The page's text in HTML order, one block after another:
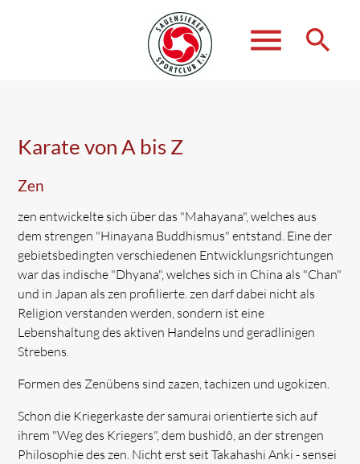
menu search
Karate von A bis Z
Zen
zen entwickelte sich über das "Mahayana", welches aus
dem strengen "Hinayana Buddhismus" entstand. Eine der
gebietsbedingten verschiedenen Entwicklungsrichtungen
war das indische "Dhyana", welches sich in China als "Chan"
und in Japan als zen profilierte. zen darf dabei nicht als
Religion verstanden werden, sondern ist eine
Lebenshaltung des aktiven Handelns und geradlinigen
Strebens.
Formen des Zenübens sind zazen, tachizen und ugokizen.
Schon die Kriegerkaste der samurai orientierte sich auf
ihrem "Weg des Kriegers", dem bushidô, an der strengen
Philosophie des zen. Nicht erst seit Takahashi Anki - sensei